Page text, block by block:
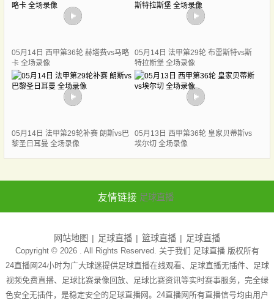
05月14日 西甲第36轮 赫塔费vs马略
卡 全场录像
05月14日 法甲第29轮 布雷斯特vs斯
特拉斯堡 全场录像
05月14日 法甲第29轮补赛 朗斯vs巴
黎圣日耳曼 全场录像
05月13日 西甲第36轮 皇家贝蒂斯vs
埃尔切 全场录像
友情链接 足球直播
网站地图 足球直播 篮球直播 足球直播
Copyright © 2026 . All Rights Reserved. 关于我们 足球直播版权所有
24直播网24小时为广大球迷提供足球直播在线观看、足球直播无插件、足球
视频免费直播、足球比赛录像回放、足球比赛资讯等实时赛事服务，完全绿
色安全无插件，是稳定安全的足球直播网。24直播网所有直播信号均由用户